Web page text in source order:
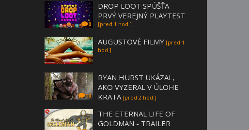
0
DROP LOOT SPÚŠŤA
PRVÝ VEREJNÝ PLAYTEST
[pred 1 hod.]
1
AUGUSTOVÉ FILMY [pred 1
hod.]
10
RYAN HURST UKÁZAL,
AKO VYZERAL V ÚLOHE
KRATA [pred 2 hod.]
THE ETERNAL LIFE OF
GOLDMAN - TRAILER